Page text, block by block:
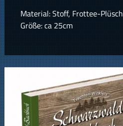
Material: Stoff, Frottee-Plüsch
Größe: ca 25cm